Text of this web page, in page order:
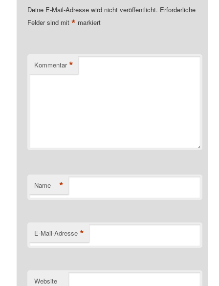
Deine E-Mail-Adresse wird nicht veröffentlicht. Erforderliche
Felder sind mit* markiert
Kommentar *
Name *
E-Mail-Adresse *
Website